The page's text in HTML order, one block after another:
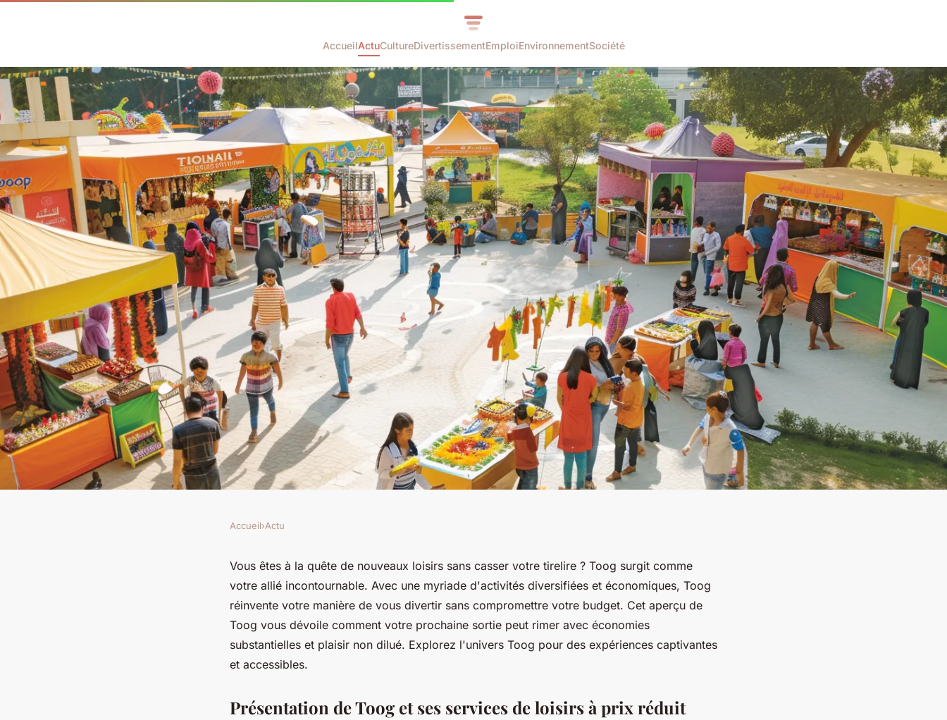
AccueilActuCultureDivertissementEmploiEnvironnementSociété
Découvrez Toog : des loisirs variés à
Accueil›Actu
Vous êtes à la quête de nouveaux loisirs sans casser votre tirelire ? Toog surgit comme
votre allié incontournable. Avec une myriade d'activités diversifiées et économiques, Toog
réinvente votre manière de vous divertir sans compromettre votre budget. Cet aperçu de
Toog vous dévoile comment votre prochaine sortie peut rimer avec économies
substantielles et plaisir non dilué. Explorez l'univers Toog pour des expériences captivantes
et accessibles.
Présentation de Toog et ses services de loisirs à prix réduit